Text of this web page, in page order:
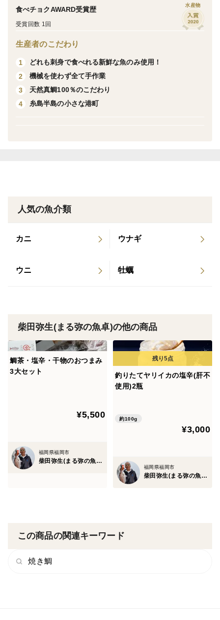
解凍後
刺身で一口、
出汁かお茶をかけお茶漬けで一口
お好みでネギや青葉などの薬味をどうぞ
家族で一つ一つ、愛情込めて作る鯛茶漬け
保冷袋での梱包
食べチョクAWARD受賞歴
受賞回数 1回
水産物
生産者のこだわり
1
どれも刺身で食べれる新鮮な魚のみ使用！
2
機械を使わず全て手作業
3
天然真鯛100％のこだわり
4
糸島半島の小さな港町
人気の魚介類
カニ ウナギ
ウニ 牡蠣
柴田弥生(まる弥の魚卓)の他の商品
鯛茶・塩辛・干物のおつまみ
3大セット
¥5,500
福岡県福岡市
柴田弥生(まる弥の魚卓)
釣りたてヤリイカの塩辛(肝不
使用)2瓶
約100g
¥3,000
福岡県福岡市
柴田弥生(まる弥の魚卓)
この商品の関連キーワード
焼き鯛